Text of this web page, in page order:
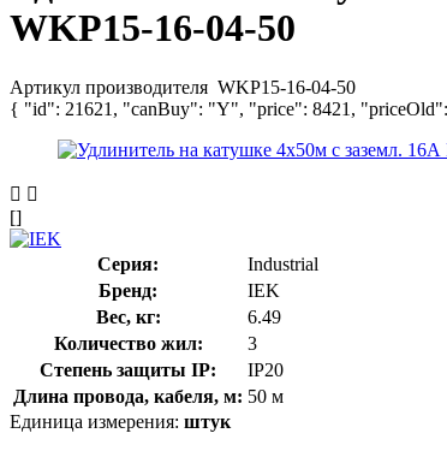
WKP15-16-04-50
Артикул производителя WKP15-16-04-50
{ "id": 21621, "canBuy": "Y", "price": 8421,
[]
Серия:
Industrial
Бренд:
IEK
Вес, кг:
6.49
Количество жил:
3
Степень защиты IP:
IP20
Длина провода, кабеля, м: 50 м
Единица измерения: штук